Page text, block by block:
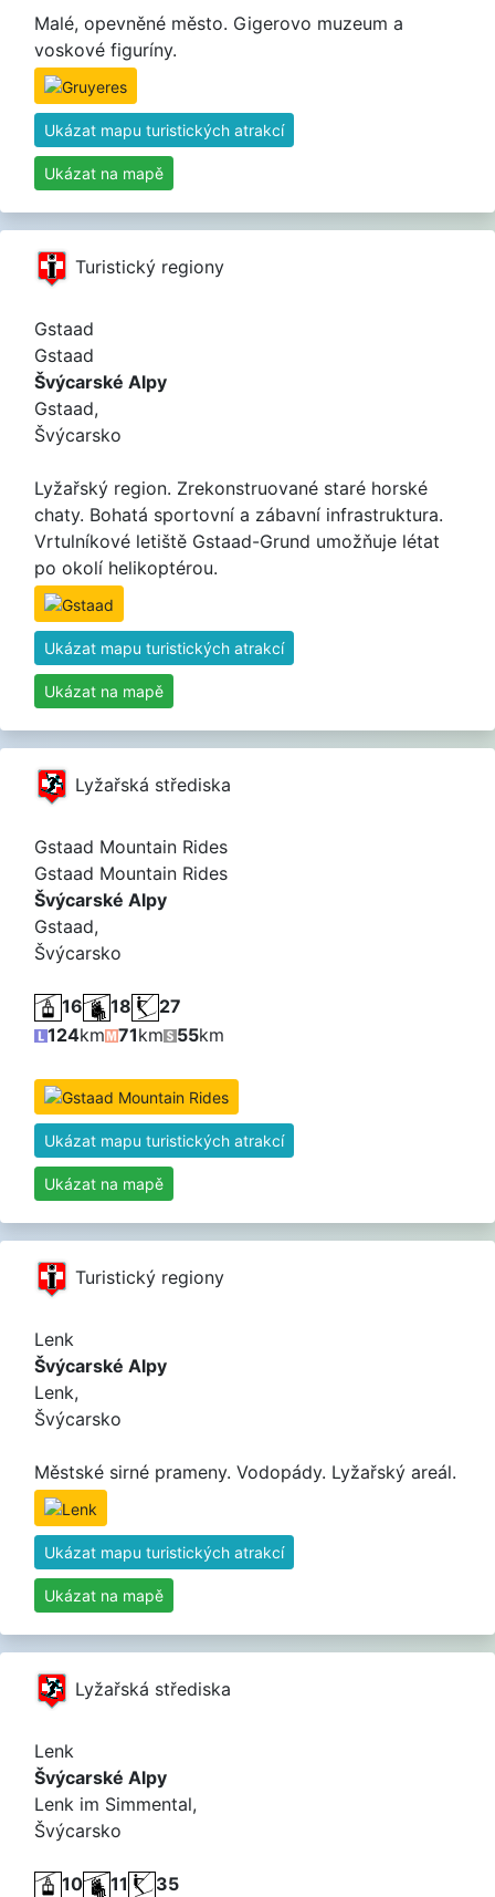
Malé, opevněné město. Gigerovo muzeum a
voskové figuríny.
Ukázat mapu turistických atrakcí
Ukázat na mapě
Turistický regiony
Gstaad
Gstaad
Švýcarské Alpy
Gstaad,
Švýcarsko
Lyžařský region. Zrekonstruované staré horské
chaty. Bohatá sportovní a zábavní infrastruktura.
Vrtulníkové letiště Gstaad-Grund umožňuje létat
po okolí helikoptérou.
Ukázat mapu turistických atrakcí
Ukázat na mapě
Lyžařská střediska
Gstaad Mountain Rides
Gstaad Mountain Rides
Švýcarské Alpy
Gstaad,
Švýcarsko
16 18
27
124km 71km 55km
Ukázat mapu turistických atrakcí
Ukázat na mapě
Turistický regiony
Lenk
Švýcarské Alpy
Lenk,
Švýcarsko
Městské sirné prameny. Vodopády. Lyžařský areál.
Ukázat mapu turistických atrakcí
Ukázat na mapě
Lyžařská střediska
Lenk
Švýcarské Alpy
Lenk im Simmental,
Švýcarsko
10 11
35